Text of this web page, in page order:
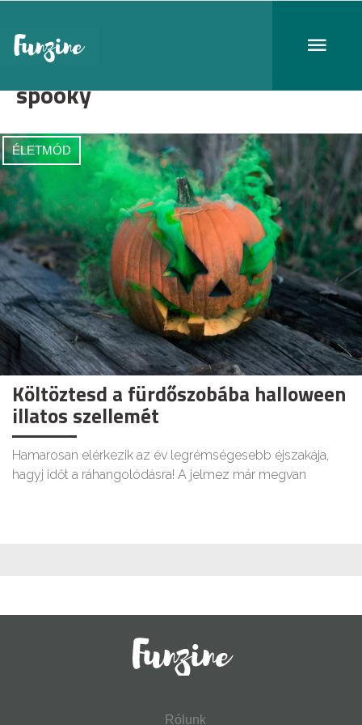
spooky
ÉLETMÓD
Költöztesd a fürdőszobába halloween
illatos szellemét
Hamarosan elérkezik az év legrémségesebb éjszakája,
hagyj időt a ráhangolódásra! A jelmez már megvan
Rólunk